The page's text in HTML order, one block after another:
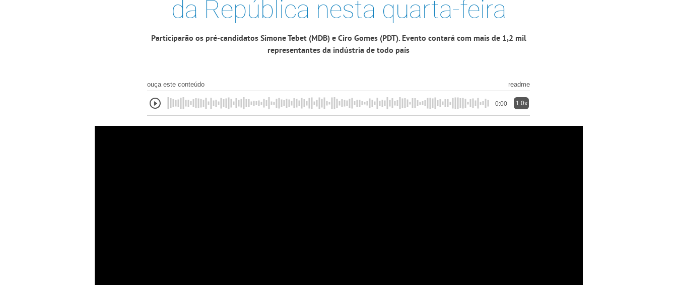
da República nesta quarta-feira
Participarão os pré-candidatos Simone Tebet (MDB) e Ciro Gomes (PDT). Evento contará com mais de 1,2 mil
representantes da indústria de todo país
ouça este conteúdo readme
0:00 1.0x